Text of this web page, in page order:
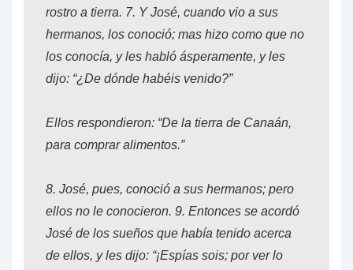
rostro a tierra. 7. Y José, cuando vio a sus
hermanos, los conoció; mas hizo como que no
los conocía, y les habló ásperamente, y les
dijo: “¿De dónde habéis venido?”
Ellos respondieron: “De la tierra de Canaán,
para comprar alimentos.”
8. José, pues, conoció a sus hermanos; pero
ellos no le conocieron. 9. Entonces se acordó
José de los sueños que había tenido acerca
de ellos, y les dijo: “¡Espías sois; por ver lo